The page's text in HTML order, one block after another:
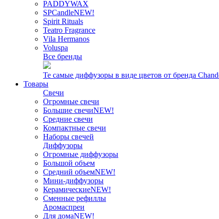
PADDYWAX
SPCandleNEW!
Spirit Rituals
Teatro Fragrance
Vila Hermanos
Voluspa
Все бренды
Те самые диффузоры в виде цветов от бренда
Товары
Свечи
Огромные свечи
Большие свечиNEW!
Средние свечи
Компактные свечи
Наборы свечей
Диффузоры
Огромные диффузоры
Большой объем
Средний объемNEW!
Мини-диффузоры
КерамическиеNEW!
Сменные рефиллы
Аромаспреи
Для домаNEW!